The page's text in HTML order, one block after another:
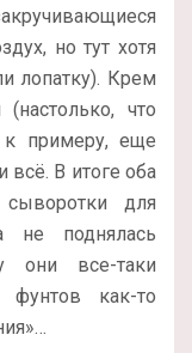
но тут хотя
лопатку). Крем
что
к примеру, еще
всё. В итоге оба
для
не поднялась
они все-таки
фунтов как-то